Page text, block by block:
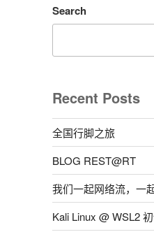
Search
Recent Posts
全国行脚之旅
BLOG REST@RT
我们一起网络流，一
Kali Linux @ WSL2